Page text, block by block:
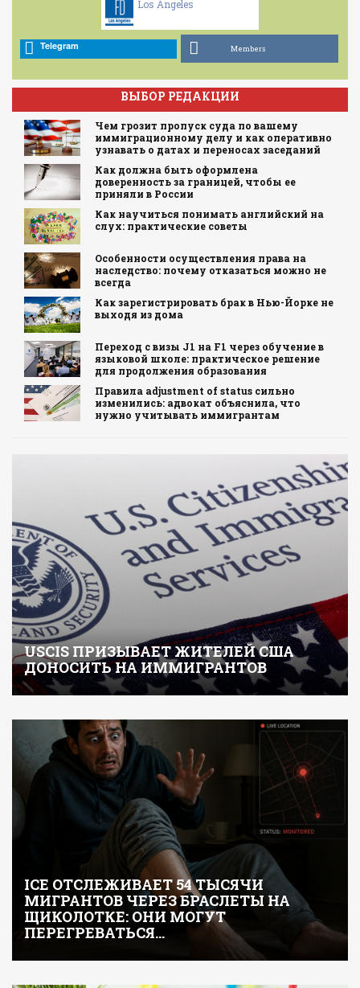
Los Angeles
Telegram Members
ВЫБОР РЕДАКЦИИ
Чем грозит пропуск суда по вашему
иммиграционному делу и как оперативно
узнавать о датах и переносах заседаний
Как должна быть оформлена
доверенность за границей, чтобы ее
приняли в России
Как научиться понимать английский на
слух: практические советы
Особенности осуществления права на
наследство: почему отказаться можно не
всегда
Как зарегистрировать брак в Нью-Йорке не
выходя из дома
Переход с визы J1 на F1 через обучение в
языковой школе: практическое решение
для продолжения образования
Правила adjustment of status сильно
изменились: адвокат объяснила, что
нужно учитывать иммигрантам
USCIS ПРИЗЫВАЕТ ЖИТЕЛЕЙ США
ДОНОСИТЬ НА ИММИГРАНТОВ
ICE ОТСЛЕЖИВАЕТ 54 ТЫСЯЧИ
МИГРАНТОВ ЧЕРЕЗ БРАСЛЕТЫ НА
ЩИКОЛОТКЕ: ОНИ МОГУТ
ПЕРЕГРЕВАТЬСЯ…